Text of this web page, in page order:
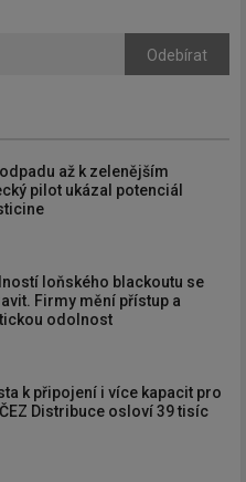
Odebírat
až k zelenějším
pilot ukázal potenciál
loňského blackoutu se
Firmy mění přístup a
odolnost
k připojení i více kapacit pro
Distribuce osloví 39 tisíc